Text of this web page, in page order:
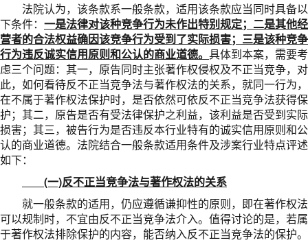
法院认为，该条款系一般条款，适用该条款应当同时具备以
下条件： 一是法律对该种竞争行为未作出特别规定；二是其他经
营者的合法权益确因该竞争行为受到了实际损害；三是该种竞争
行为违反诚实信用原则和公认的商业道德。 具体到本案，需要考
虑三个问题：其一，原告同时主张著作权侵权及不正当竞争，对
此，如何看待反不正当竞争法与著作权法的关系，就同一行为，
在不属于著作权法保护时，是否依然可依反不正当竞争法获得保
护；其二，原告是否有受法律保护之利益，该利益是否受到实际
损害；其三，被告行为是否违反本行业特有的诚实信用原则和公
认的商业道德。法院结合一般条款适用条件及涉案行业特点评述
如下：
(一)反不正当竞争法与著作权法的关系
就一般条款的适用，仍应遵循谦抑性的原则，即在著作权法
可以规制时，不宜由反不正当竞争法介入。值得讨论的是，若属
于著作权法排除保护的内容，能否纳入反不正当竞争法的保护。